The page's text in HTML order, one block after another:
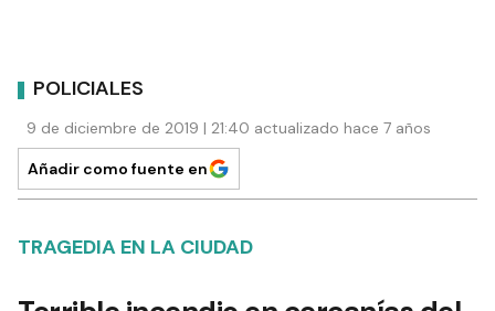
POLICIALES
9 de diciembre de 2019 | 21:40 actualizado hace 7 años
Añadir como fuente en
TRAGEDIA EN LA CIUDAD